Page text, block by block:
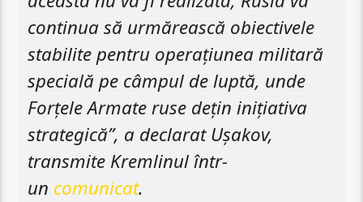
continua să urmărească obiectivele
stabilite pentru operațiunea militară
specială pe câmpul de luptă, unde
Forțele Armate ruse dețin inițiativa
strategică”, a declarat Ușakov,
transmite Kremlinul într-
un comunicat.